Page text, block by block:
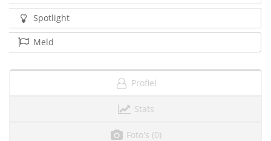
Spotlight
Meld
Profiel
Stats
Foto's (0)